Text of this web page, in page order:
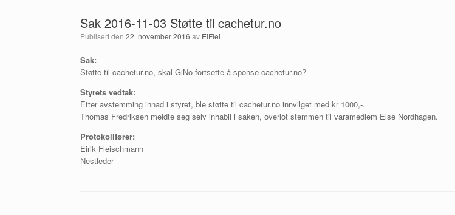
Sak 2016-11-03 Støtte til cachetur.no
Publisert den 22. november 2016 av EiFlei
Sak:
Støtte til cachetur.no, skal GiNo fortsette å sponse cachetur.no?
Styrets vedtak:
Etter avstemming innad i styret, ble støtte til cachetur.no innvilget med kr 1000,-.
Thomas Fredriksen meldte seg selv inhabil i saken, overlot stemmen til varamedlem Else Nordhagen.
Protokollfører:
Eirik Fleischmann
Nestleder